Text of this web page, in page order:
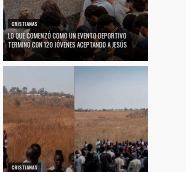
CRISTIANAS
LO QUE COMENZÓ COMO UN EVENTO DEPORTIVO
TERMINÓ CON 120 JÓVENES ACEPTANDO A JESÚS
CRISTIANAS